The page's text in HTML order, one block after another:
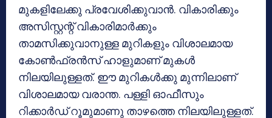
മുകളിലേക്കു പ്രവേശിക്കുവാന്‍. വികാരിക്കും
അസിസ്റ്റന്റ് വികാരിമാര്‍ക്കും
താമസിക്കുവാനുള്ള മുറികളും വിശാലമായ
കോണ്‍ഫ്രന്‍സ് ഹാളുമാണ് മുകള്‍
നിലയിലുള്ളത്. ഈ മുറികള്‍ക്കു മുന്നിലാണ്
വിശാലമായ വരാന്ത. പള്ളി ഓഫീസും
റിക്കാര്‍ഡ് റൂമുമാണു താഴത്തെ നിലയിലുള്ളത്.